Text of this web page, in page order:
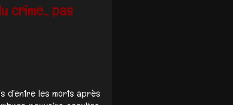
crime... pas
d’entre les morts après